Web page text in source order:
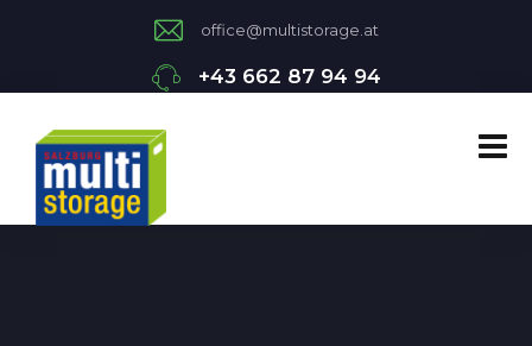
office@multistorage.at
+43 662 87 94 94